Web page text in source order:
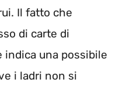
Il fatto che
di carte di
una possibile
i ladri non si